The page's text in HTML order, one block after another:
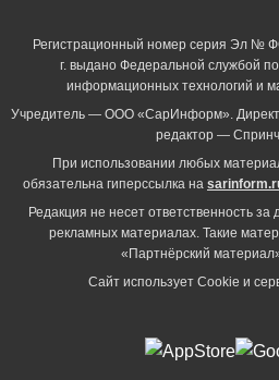
Регистрационный номер серия Эл №
г. выдано Федеральной службой
информационных технологий и
Учредитель — ООО «СарИнформ».
редактор —
При использовании любых
обязательна гиперссылка на
Редакция не несет ответственность
рекламных материалах. Такие
«Партнёрский
Сайт использует Cookie и